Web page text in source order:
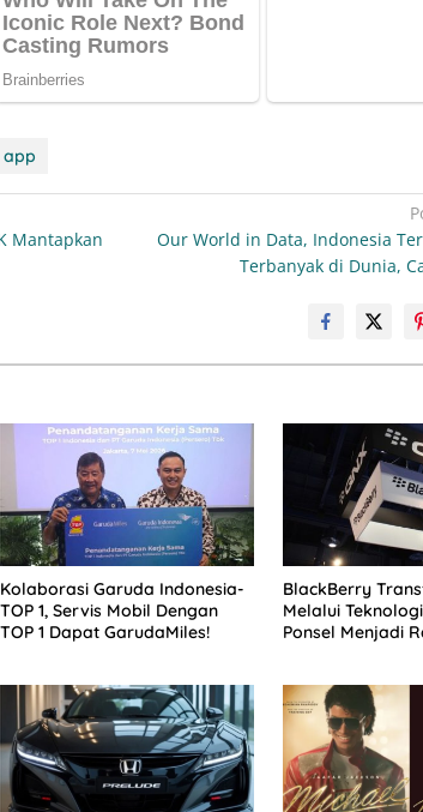
app
Mantapkan
Our World in Data, Indonesia
Terbanyak di Dunia,
Kolaborasi Garuda Indonesia-
TOP 1, Servis Mobil Dengan
TOP 1 Dapat GarudaMiles!
BlackBerry
Melalui
Ponsel Menjadi